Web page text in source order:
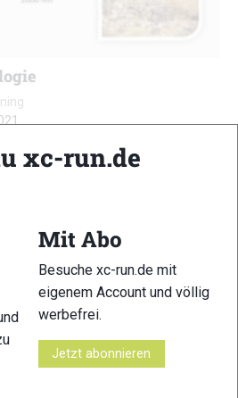
Etappenlauf mit tollen
Trailrunning-Portal mit
und allem was du sonst noch über
solltest.
oder Profi-Sportler, wir haben
dich! Du kannst uns jederzeit über
xc-run.de
Mit Abo
Besuche xc-run.de mit
eigenem Account und völlig
werbefrei.
Jetzt abonnieren